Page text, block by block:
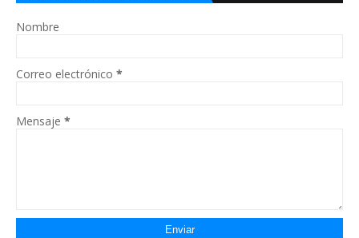
Nombre
Correo electrónico *
Mensaje *